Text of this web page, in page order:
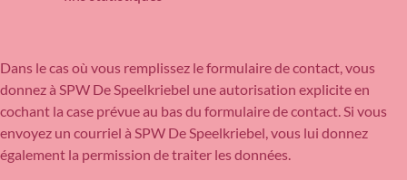
Dans le cas où vous remplissez le formulaire de contact, vous
donnez à SPW De Speelkriebel une autorisation explicite en
cochant la case prévue au bas du formulaire de contact. Si vous
envoyez un courriel à SPW De Speelkriebel, vous lui donnez
également la permission de traiter les données.